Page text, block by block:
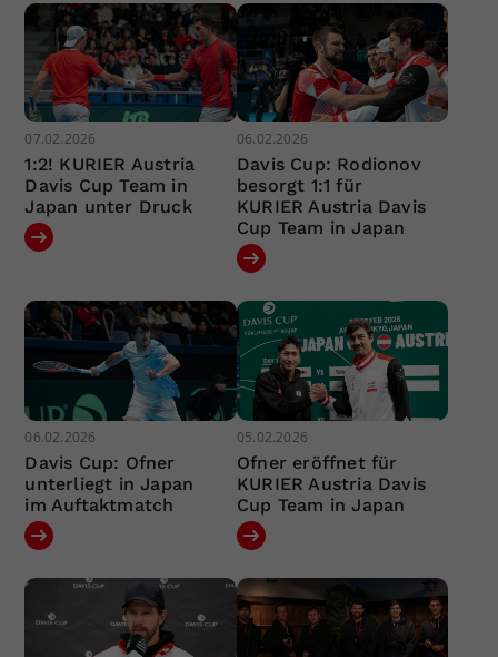
07.02.2026
1:2! KURIER Austria
Davis Cup Team in
Japan unter Druck
06.02.2026
Davis Cup: Rodionov
besorgt 1:1 für
KURIER Austria Davis
Cup Team in Japan
06.02.2026
Davis Cup: Ofner
unterliegt in Japan
im Auftaktmatch
05.02.2026
Ofner eröffnet für
KURIER Austria Davis
Cup Team in Japan